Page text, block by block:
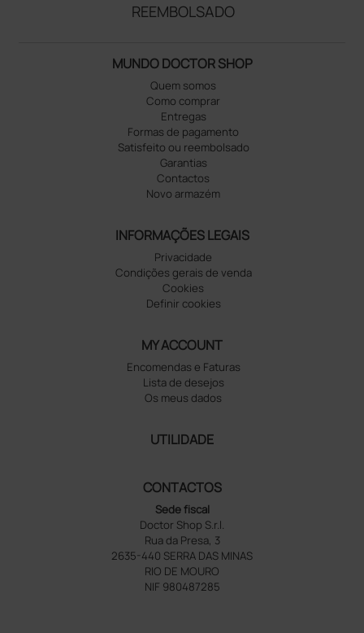
REEMBOLSADO
MUNDO DOCTOR SHOP
Quem somos
Como comprar
Entregas
Formas de pagamento
Satisfeito ou reembolsado
Garantias
Contactos
Novo armazém
INFORMAÇÕES LEGAIS
Privacidade
Condições gerais de venda
Cookies
Definir cookies
MY ACCOUNT
Encomendas e Faturas
Lista de desejos
Os meus dados
UTILIDADE
CONTACTOS
Sede fiscal
Doctor Shop S.r.l.
Rua da Presa, 3
2635-440 SERRA DAS MINAS
RIO DE MOURO
NIF 980487285